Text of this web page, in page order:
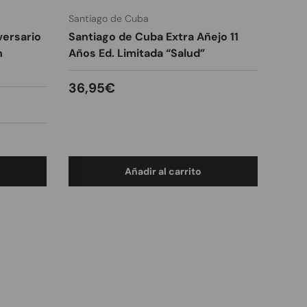
Santiago de Cuba
Santiago de Cuba Extra Añejo 11
Años Ed. Limitada “Salud”
Precio normal
36,95€
Añadir al carrito